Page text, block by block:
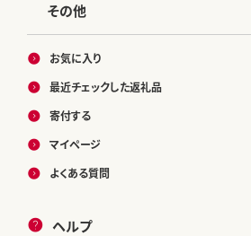
その他
お気に入り
最近チェックした返礼品
寄付する
マイページ
よくある質問
ヘルプ